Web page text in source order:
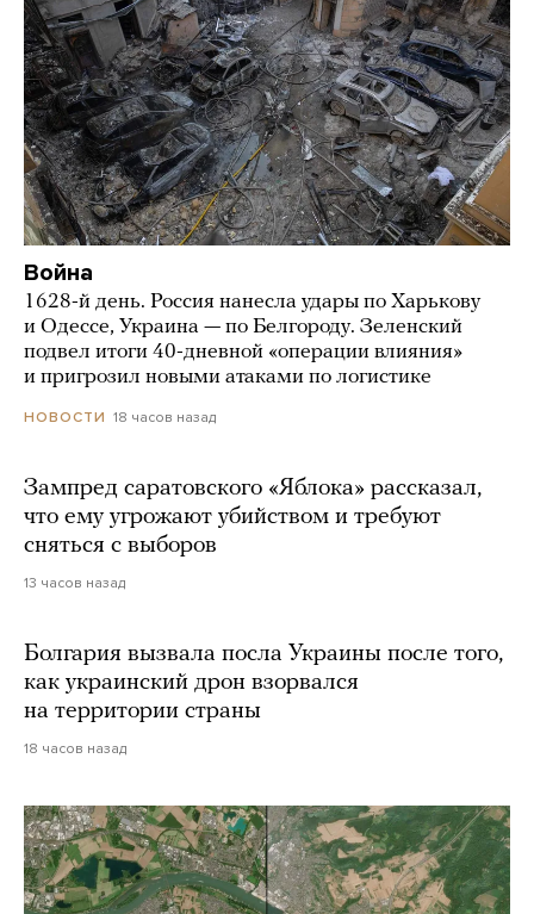
Война
1628-й день. Россия нанесла удары по Харькову
и Одессе, Украина — по Белгороду. Зеленский
подвел итоги 40-дневной «операции влияния»
и пригрозил новыми атаками по логистике
НОВОСТИ 18 часов назад
Зампред саратовского «Яблока» рассказал,
что ему угрожают убийством и требуют
сняться с выборов
13 часов назад
Болгария вызвала посла Украины после того,
как украинский дрон взорвался
на территории страны
18 часов назад